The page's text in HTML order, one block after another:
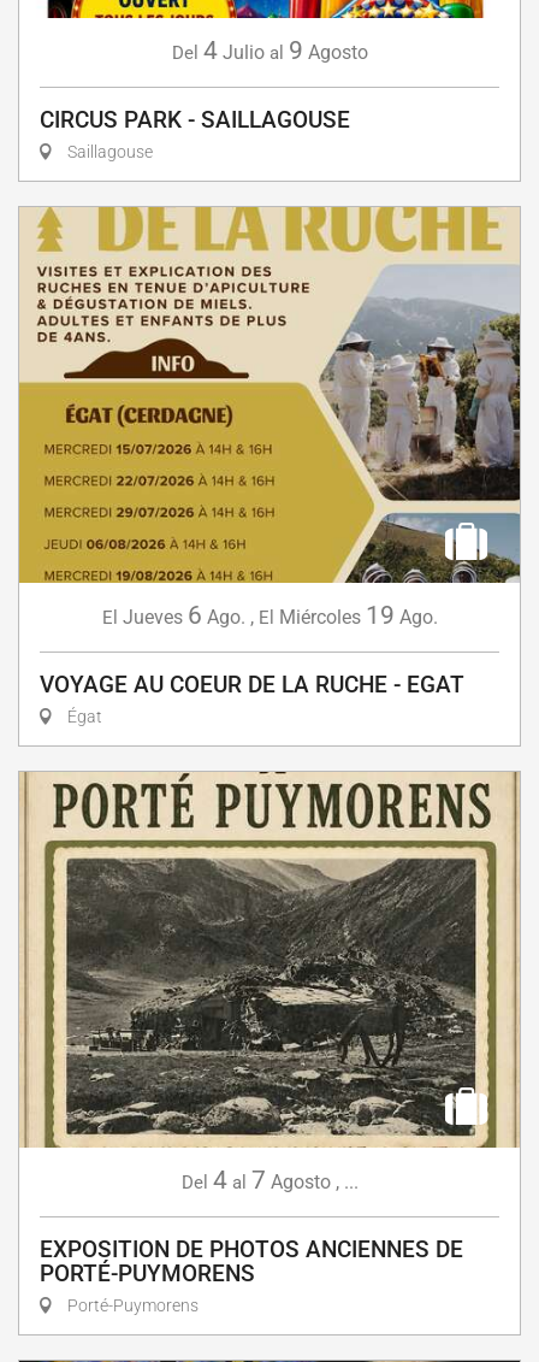
Del 4 Julio al 9 Agosto
CIRCUS PARK - SAILLAGOUSE
Saillagouse
El Jueves 6 Ago. , El Miércoles 19 Ago.
VOYAGE AU COEUR DE LA RUCHE - EGAT
Égat
Del 4 al 7 Agosto, ...
EXPOSITION DE PHOTOS ANCIENNES DE
PORTÉ-PUYMORENS
Porté-Puymorens